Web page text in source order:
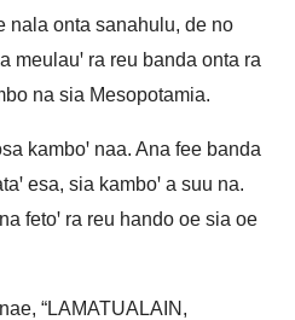
nala onta sanahulu, de no
meulauꞌ ra reu banda onta ra
na sia Mesopotamia.
kamboꞌ naa. Ana fee banda
esa, sia kamboꞌ a suu na.
fetoꞌ ra reu hando oe sia oe
“LAMATUALAIN,